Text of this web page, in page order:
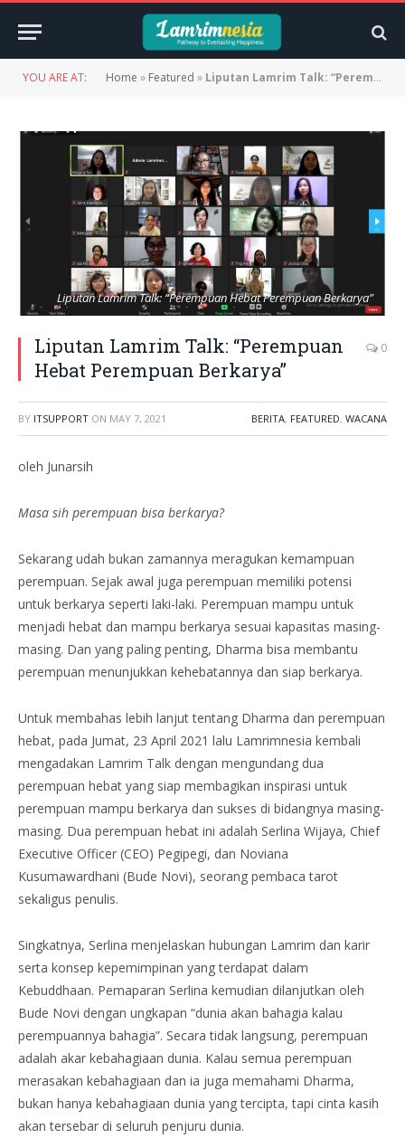
YOU ARE AT: Home » Featured » Liputan Lamrim Talk: “Perempuan Hebat Perempuan Berkarya”
Liputan Lamrim Talk: “Perempuan Hebat Perempuan Berkarya”
Liputan Lamrim Talk: “Perempuan
Hebat Perempuan Berkarya”
0
BY ITSUPPORT ON MAY 7, 2021 BERITA, FEATURED, WACANA
oleh Junarsih
Masa sih perempuan bisa berkarya?
Sekarang udah bukan zamannya meragukan kemampuan
perempuan. Sejak awal juga perempuan memiliki potensi
untuk berkarya seperti laki-laki. Perempuan mampu untuk
menjadi hebat dan mampu berkarya sesuai kapasitas masing-
masing. Dan yang paling penting, Dharma bisa membantu
perempuan menunjukkan kehebatannya dan siap berkarya.
Untuk membahas lebih lanjut tentang Dharma dan perempuan
hebat, pada Jumat, 23 April 2021 lalu Lamrimnesia kembali
mengadakan Lamrim Talk dengan mengundang dua
perempuan hebat yang siap membagikan inspirasi untuk
perempuan mampu berkarya dan sukses di bidangnya masing-
masing. Dua perempuan hebat ini adalah Serlina Wijaya, Chief
Executive Officer (CEO) Pegipegi, dan Noviana
Kusumawardhani (Bude Novi), seorang pembaca tarot
sekaligus penulis.
Singkatnya, Serlina menjelaskan hubungan Lamrim dan karir
serta konsep kepemimpinan yang terdapat dalam
Kebuddhaan. Pemaparan Serlina kemudian dilanjutkan oleh
Bude Novi dengan ungkapan “dunia akan bahagia kalau
perempuannya bahagia”. Secara tidak langsung, perempuan
adalah akar kebahagiaan dunia. Kalau semua perempuan
merasakan kebahagiaan dan ia juga memahami Dharma,
bukan hanya kebahagiaan dunia yang tercipta, tapi cinta kasih
akan tersebar di seluruh penjuru dunia.